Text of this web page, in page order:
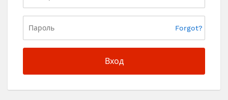
Forgot?
Вход